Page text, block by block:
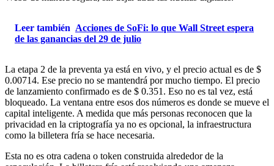
Leer también Acciones de SoFi: lo que Wall Street espera
de las ganancias del 29 de julio
La etapa 2 de la preventa ya está en vivo, y el precio actual es de $
0.00714. Ese precio no se mantendrá por mucho tiempo. El precio
de lanzamiento confirmado es de $ 0.351. Eso no es tal vez, está
bloqueado. La ventana entre esos dos números es donde se mueve el
capital inteligente. A medida que más personas reconocen que la
privacidad en la criptografía ya no es opcional, la infraestructura
como la billetera fría se hace necesaria.
Esta no es otra cadena o token construida alrededor de la